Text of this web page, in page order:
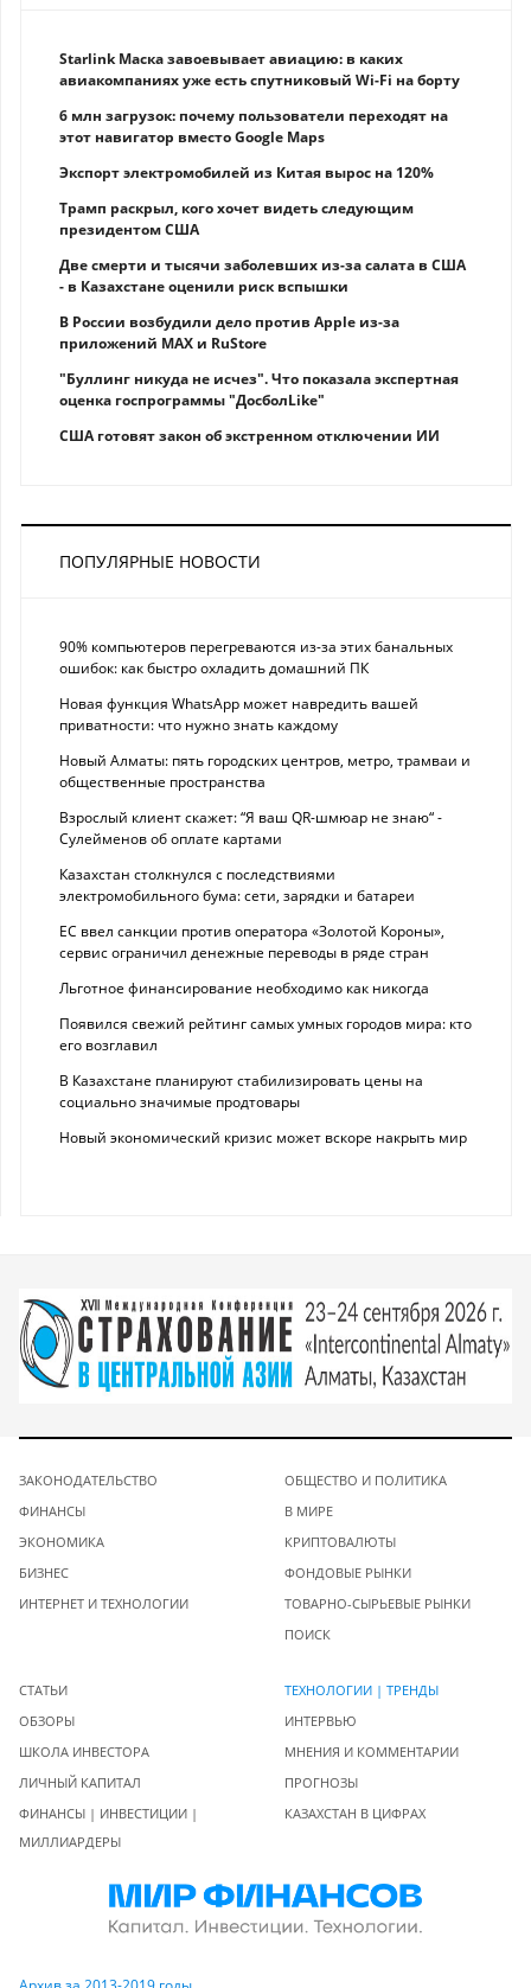
Starlink Маска завоевывает авиацию: в каких
авиакомпаниях уже есть спутниковый Wi-Fi на борту
6 млн загрузок: почему пользователи переходят на
этот навигатор вместо Google Maps
Экспорт электромобилей из Китая вырос на 120%
Трамп раскрыл, кого хочет видеть следующим
президентом США
Две смерти и тысячи заболевших из-за салата в США
- в Казахстане оценили риск вспышки
В России возбудили дело против Apple из-за
приложений MAX и RuStore
"Буллинг никуда не исчез". Что показала экспертная
оценка госпрограммы "ДосболLike"
США готовят закон об экстренном отключении ИИ
ПОПУЛЯРНЫЕ НОВОСТИ
90% компьютеров перегреваются из-за этих банальных
ошибок: как быстро охладить домашний ПК
Новая функция WhatsApp может навредить вашей
приватности: что нужно знать каждому
Новый Алматы: пять городских центров, метро, трамваи и
общественные пространства
Взрослый клиент скажет: “Я ваш QR-шмюар не знаю“ -
Сулейменов об оплате картами
Казахстан столкнулся с последствиями
электромобильного бума: сети, зарядки и батареи
ЕС ввел санкции против оператора «Золотой Короны»,
сервис ограничил денежные переводы в ряде стран
Льготное финансирование необходимо как никогда
Появился свежий рейтинг самых умных городов мира: кто
его возглавил
В Казахстане планируют стабилизировать цены на
социально значимые продтовары
Новый экономический кризис может вскоре накрыть мир
ЗАКОНОДАТЕЛЬСТВО
ФИНАНСЫ
ЭКОНОМИКА
БИЗНЕС
ИНТЕРНЕТ И ТЕХНОЛОГИИ
ОБЩЕСТВО И ПОЛИТИКА
В МИРЕ
КРИПТОВАЛЮТЫ
ФОНДОВЫЕ РЫНКИ
ТОВАРНО-СЫРЬЕВЫЕ РЫНКИ
ПОИСК
СТАТЬИ
ОБЗОРЫ
ШКОЛА ИНВЕСТОРА
ЛИЧНЫЙ КАПИТАЛ
ФИНАНСЫ | ИНВЕСТИЦИИ |
МИЛЛИАРДЕРЫ
ТЕХНОЛОГИИ | ТРЕНДЫ
ИНТЕРВЬЮ
МНЕНИЯ И КОММЕНТАРИИ
ПРОГНОЗЫ
КАЗАХСТАН В ЦИФРАХ